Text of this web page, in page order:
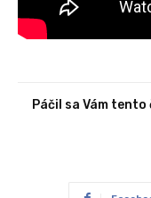
Páčil sa Vám